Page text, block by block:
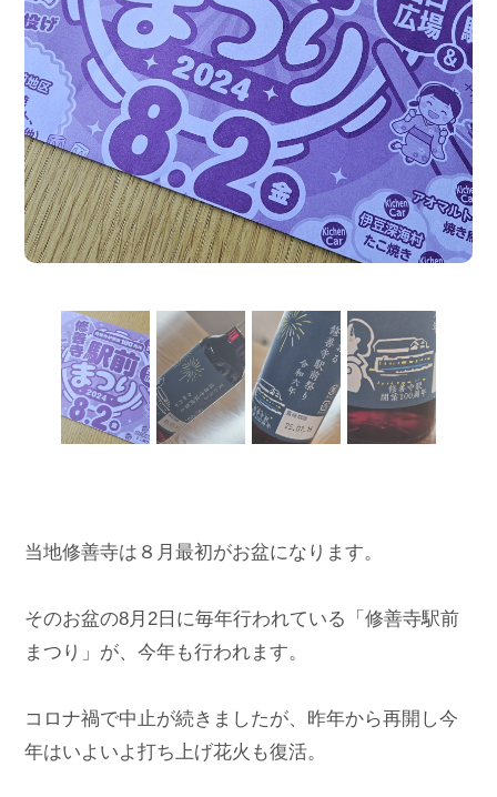
当地修善寺は８月最初がお盆になります。
そのお盆の8月2日に毎年行われている「修善寺駅前
まつり」が、今年も行われます。
コロナ禍で中止が続きましたが、昨年から再開し今
年はいよいよ打ち上げ花火も復活。